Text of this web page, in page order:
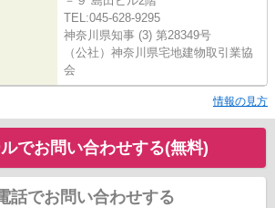
TEL:045-628-9295
神奈川県知事 (3) 第28349号
（公社）神奈川県宅地建物取引業協
会
情報の見方
でお問い合わせする(無料)
話でお問い合わせする